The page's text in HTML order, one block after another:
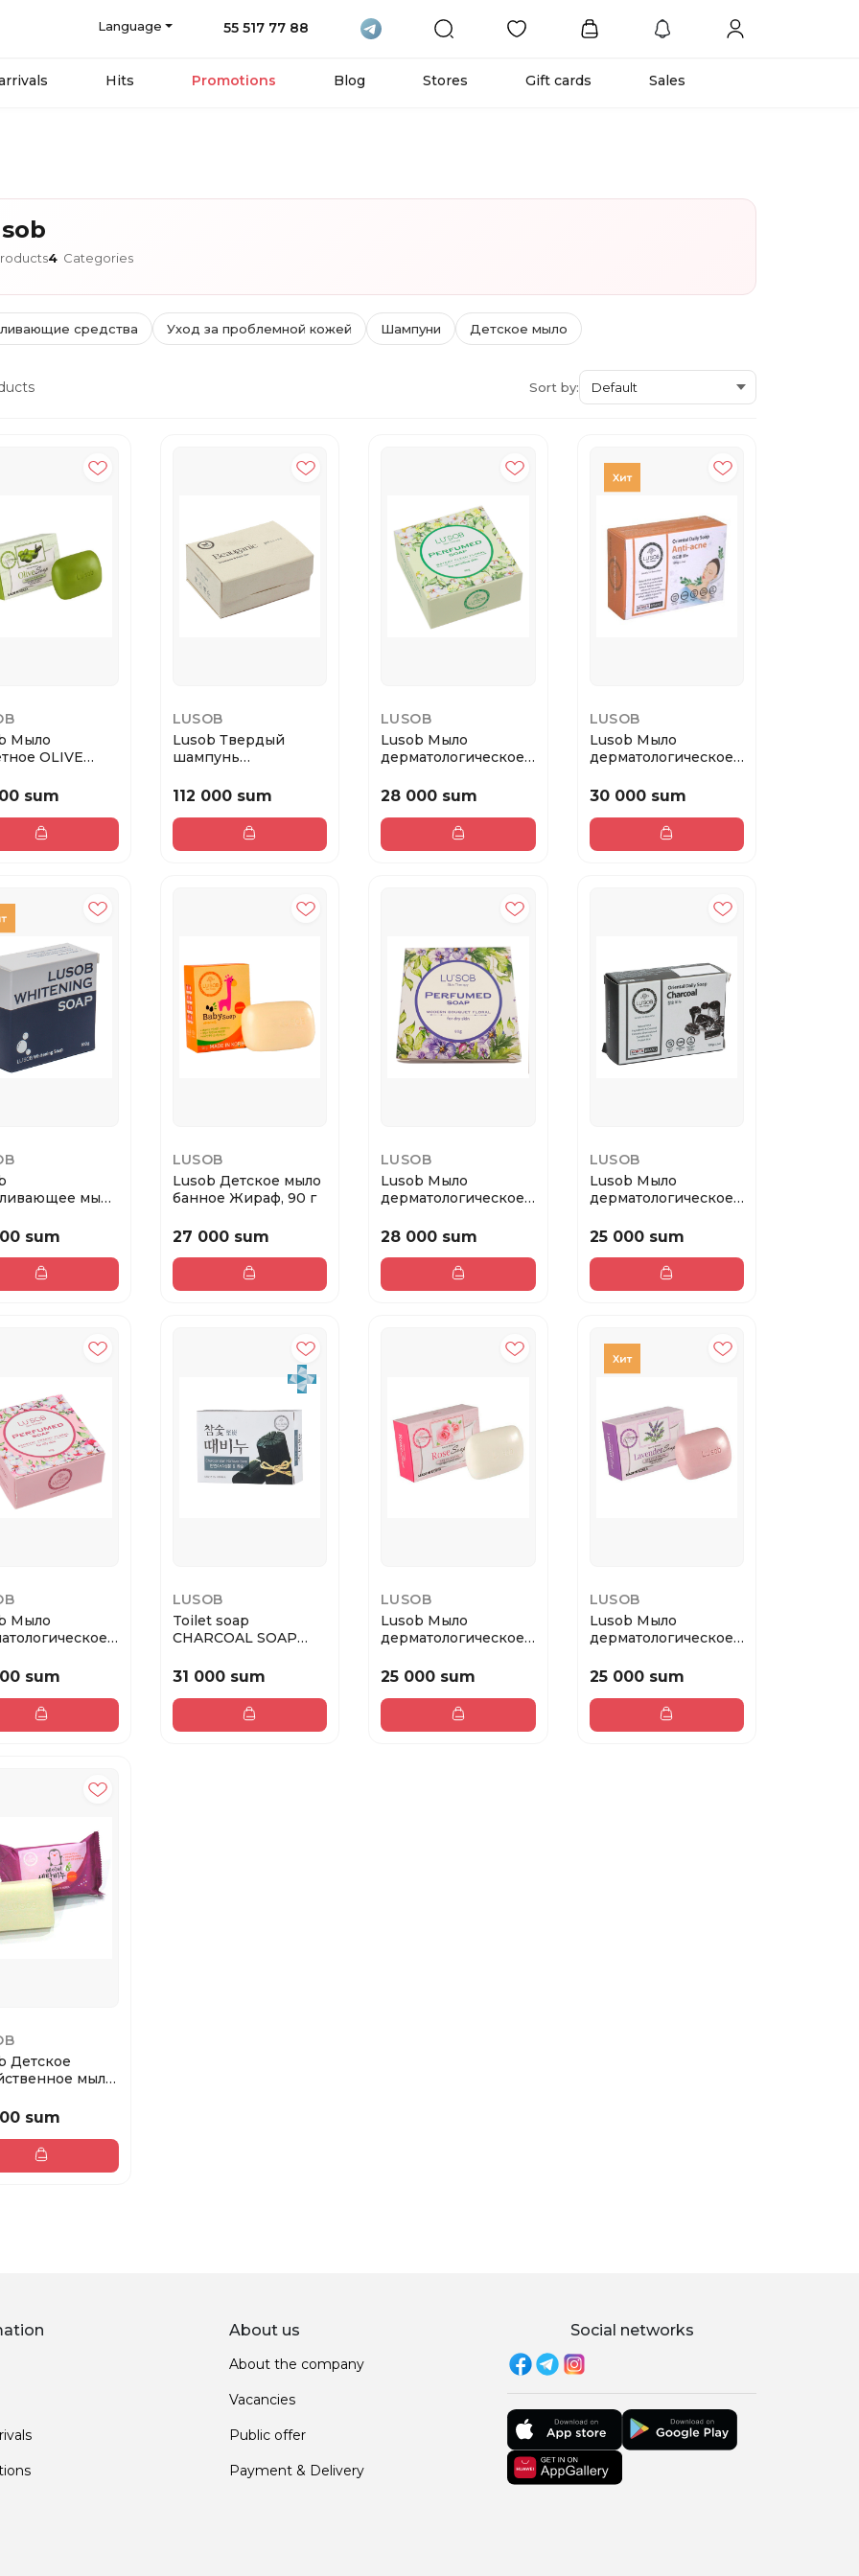
Language 55 517 77 88
Hits Promotions Blog Stores Gift cards Sales
4 Categories
средства Уход за проблемной кожей Шампуни Детское мыло
Sort by:
Мыло
OLIVE
sum
LUSOB
Lusob Твердый
шампунь
112 000 sum
LUSOB
Lusob Мыло
дерматологическое
чувствител...
28 000 sum
LUSOB
Lusob Мыло
дерматологическое
30 000 sum
мыло
sum
LUSOB
Lusob Детское мыло
банное Жираф, 90 г
27 000 sum
LUSOB
Lusob Мыло
дерматологическое
кожи...
28 000 sum
LUSOB
Lusob Мыло
дерматологическое
100 ...
25 000 sum
Мыло
sum
LUSOB
Toilet soap
CHARCOAL SOAP
31 000 sum
LUSOB
Lusob Мыло
дерматологическое
25 000 sum
LUSOB
Lusob Мыло
дерматологическое
25 000 sum
Детское
мыло
sum
About us
About the company
Vacancies
Public offer
Payment & Delivery
Social networks